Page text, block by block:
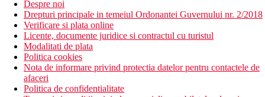
curatatorie chimica (contra cost)
gradina
restaurant
bar langa piscina
aer conditionat
Descrierea plajei
plaja cu nisip este la aproximativ 400 de metri de hotel
este posibil sa utilizati transferul gratuit de la hotel la plaja
Despre noi
Drepturi principale in temeiul Ordonantei Guvernului nr. 2/2018
Verificare si plata online
Licente, documente juridice si contractul cu turistul
Modalitati de plata
Politica cookies
Nota de informare privind protectia datelor pentru contactele de
afaceri
Politica de confidentialitate